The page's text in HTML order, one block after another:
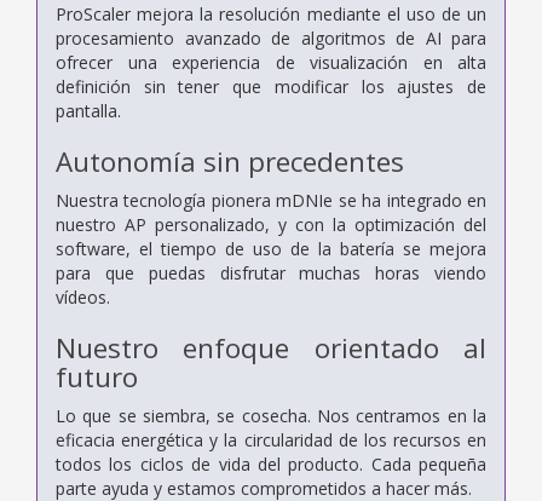
ProScaler mejora la resolución mediante el uso de un
procesamiento avanzado de algoritmos de AI para
ofrecer una experiencia de visualización en alta
definición sin tener que modificar los ajustes de
pantalla.
Autonomía sin precedentes
Nuestra tecnología pionera mDNIe se ha integrado en
nuestro AP personalizado, y con la optimización del
software, el tiempo de uso de la batería se mejora
para que puedas disfrutar muchas horas viendo
vídeos.
Nuestro enfoque orientado al
futuro
Lo que se siembra, se cosecha. Nos centramos en la
eficacia energética y la circularidad de los recursos en
todos los ciclos de vida del producto. Cada pequeña
parte ayuda y estamos comprometidos a hacer más.